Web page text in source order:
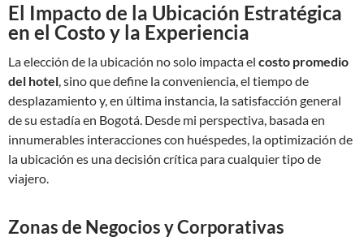
El Impacto de la Ubicación Estratégica
en el Costo y la Experiencia
La elección de la ubicación no solo impacta el costo promedio
del hotel, sino que define la conveniencia, el tiempo de
desplazamiento y, en última instancia, la satisfacción general
de su estadía en Bogotá. Desde mi perspectiva, basada en
innumerables interacciones con huéspedes, la optimización de
la ubicación es una decisión crítica para cualquier tipo de
viajero.
Zonas de Negocios y Corporativas